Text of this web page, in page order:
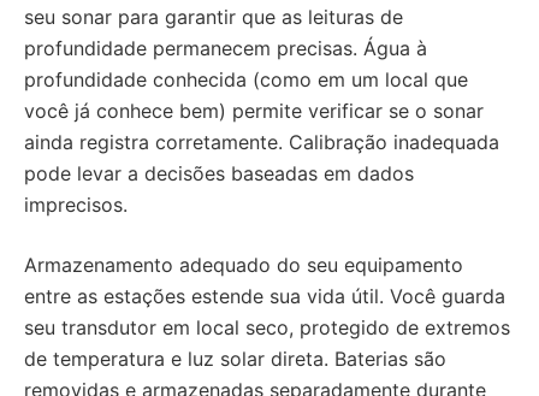
seu sonar para garantir que as leituras de
profundidade permanecem precisas. Água à
profundidade conhecida (como em um local que
você já conhece bem) permite verificar se o sonar
ainda registra corretamente. Calibração inadequada
pode levar a decisões baseadas em dados
imprecisos.
Armazenamento adequado do seu equipamento
entre as estações estende sua vida útil. Você guarda
seu transdutor em local seco, protegido de extremos
de temperatura e luz solar direta. Baterias são
removidas e armazenadas separadamente durante